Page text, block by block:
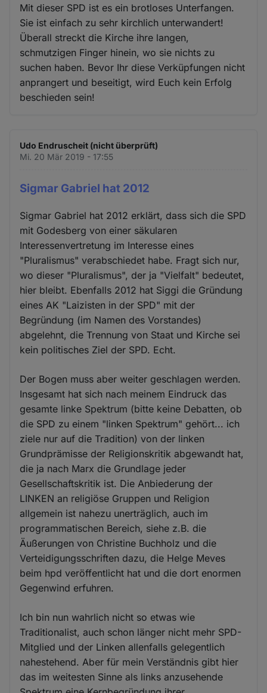
Mit dieser SPD ist es ein brotloses Unterfangen.
Sie ist einfach zu sehr kirchlich unterwandert!
Überall streckt die Kirche ihre langen,
schmutzigen Finger hinein, wo sie nichts zu
suchen haben. Bevor Ihr diese Verküpfungen nicht
anprangert und beseitigt, wird Euch kein Erfolg
beschieden sein!
Udo Endruscheit (nicht überprüft)
Mi. 20 Mär 2019 - 17:55
Sigmar Gabriel hat 2012
Sigmar Gabriel hat 2012 erklärt, dass sich die SPD
mit Godesberg von einer säkularen
Interessenvertretung im Interesse eines
"Pluralismus" verabschiedet habe. Fragt sich nur,
wo dieser "Pluralismus", der ja "Vielfalt" bedeutet,
hier bleibt. Ebenfalls 2012 hat Siggi die Gründung
eines AK "Laizisten in der SPD" mit der
Begründung (im Namen des Vorstandes)
abgelehnt, die Trennung von Staat und Kirche sei
kein politisches Ziel der SPD. Echt.
Der Bogen muss aber weiter geschlagen werden.
Insgesamt hat sich nach meinem Eindruck das
gesamte linke Spektrum (bitte keine Debatten, ob
die SPD zu einem "linken Spektrum" gehört... ich
ziele nur auf die Tradition) von der linken
Grundprämisse der Religionskritik abgewandt hat,
die ja nach Marx die Grundlage jeder
Gesellschaftskritik ist. Die Anbiederung der
LINKEN an religiöse Gruppen und Religion
allgemein ist nahezu unerträglich, auch im
programmatischen Bereich, siehe z.B. die
Äußerungen von Christine Buchholz und die
Verteidigungsschriften dazu, die Helge Meves
beim hpd veröffentlicht hat und die dort enormen
Gegenwind erfuhren.
Ich bin nun wahrlich nicht so etwas wie
Traditionalist, auch schon länger nicht mehr SPD-
Mitglied und der Linken allenfalls gelegentlich
nahestehend. Aber für mein Verständnis gibt hier
das im weitesten Sinne als links anzusehende